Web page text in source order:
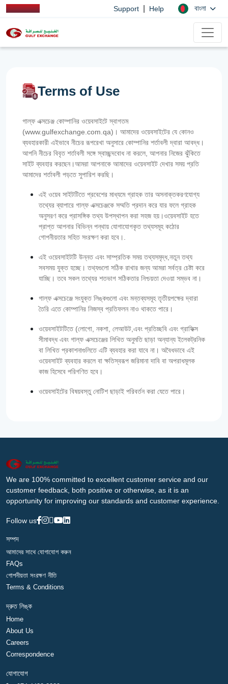
Support Help বাংলা
Terms of Use
গাল্ফ এক্সচেঞ্জ কোম্পানির ওয়েবসাইটে স্বাগতম
(www.gulfexchange.com.qa)। আমাদের ওয়েবসাইটের যে কোনও
ব্যবহারকারী এইভাবে নীচের রূপরেখা অনুসারে কোম্পানির শর্তাবলী দ্বারা আবদ্ধ।
আপনি নীচের বিবৃত শর্তাবলী সঙ্গে স্বাচ্ছন্দবোধ না করলে, আপনার নিজের ঝুঁকিতে
সাইট ব্যবহার করছেন।আমরা আপনাকে আমাদের ওয়েবসাইট দেখার সময় প্রতি
আমাদের শর্তাবলী পড়তে সুপারিশ করছি।
এই ওয়েব সাইটটিতে প্রবেশের মাধ্যমে গ্রাহক তার অসনাক্তকরণযোগ্য
তথ্যের ব্যাপারে গাল্‌ফ এক্সচেঞ্জকে সম্মতি প্রদান করে যার ফলে গ্রাহক
অনুসরণ করে প্রাসঙ্গিক তথ্য উপস্থাপন করা সহজ হয়।ওয়েবসাইট হতে
প্রাপ্ত আপনার বিভিন্ন পন্থায় যোগাযোগকৃত তথ্যসমূহ কঠোর
গোপনীয়তার সহিত সংরক্ষণ করা হবে।.
এই ওয়েবসাইটটি উন্নত এবং সাম্প্রতিক সময় তথ্যসমৃদ্ধ,নতুন তথ্য
সবসময় যুক্ত হচ্ছে। তথ্যগুলো সঠিক রাখার জন্য আমরা সর্বত্র চেষ্টা করে
যাচ্ছি। তবে সকল তথ্যের শতভাগ সঠিকতার নিশ্চয়তা দেওয়া সম্ভব না।
গাল্‌ফ এক্সচেঞ্জে সংযুক্ত লিঙ্কগুলো এবং মন্তব্যসমূহ তৃতীয়পক্ষের দ্বারা
তৈরি এতে কোম্পানির নিজস্ব প্রতিফলন নাও থাকতে পারে।
ওয়েবসাইটটিতে (লোগো, নকশা, লেআউট,এবং প্রতিচ্ছবি এবং গ্রাফিক্স
সীমাবদ্ধ এবং গাল্‌ফ এক্সচেঞ্জের লিখিত অনুমতি ছাড়া অন্যান্য ইলেকট্রনিক
বা লিখিত প্রকাশনাগুলিতে এটি ব্যবহার করা যাবে না। অবৈধভাবে এই
ওয়েবসাইট ব্যবহার করলে বা ক্ষতিস্বরূপ জরিমানা দাবি বা অপরাধমূলক
কাজ হিসেবে পরিগণিত হবে।
ওয়েবসাইটের বিষয়বস্তু নোটিশ ছাড়াই পরিবর্তন করা যেতে পারে।
We are 100% committed to excellent customer service and our
customer feedback, both positive or otherwise, as it is an
opportunity for improving our standards and customer experience.
Follow us
সম্পদ
আমাদের সাথে যোগাযোগ করুন
FAQs
গোপনীয়তা সংরক্ষণ নীতি
Terms & Conditions
দ্রুত লিঙ্ক
Home
About Us
Careers
Correspondence
যোগাযোগ